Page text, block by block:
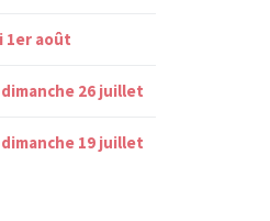
1er août
26 juillet
19 juillet